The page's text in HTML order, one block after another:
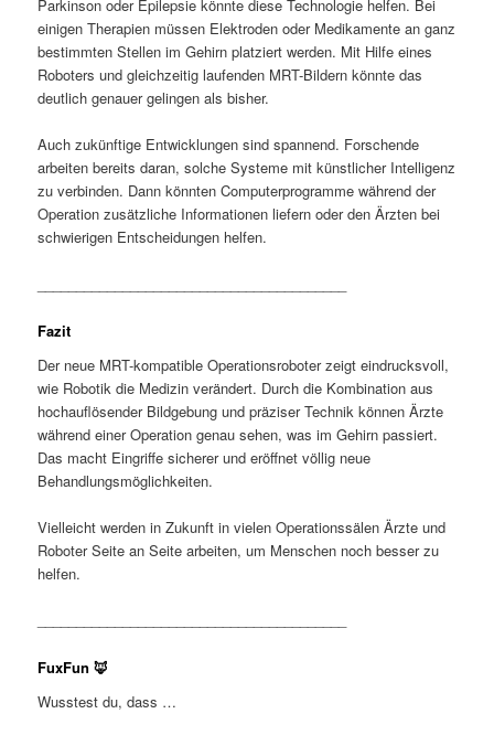
Parkinson oder Epilepsie könnte diese Technologie helfen. Bei
einigen Therapien müssen Elektroden oder Medikamente an ganz
bestimmten Stellen im Gehirn platziert werden. Mit Hilfe eines
Roboters und gleichzeitig laufenden MRT-Bildern könnte das
deutlich genauer gelingen als bisher.
Auch zukünftige Entwicklungen sind spannend. Forschende
arbeiten bereits daran, solche Systeme mit künstlicher Intelligenz
zu verbinden. Dann könnten Computerprogramme während der
Operation zusätzliche Informationen liefern oder den Ärzten bei
schwierigen Entscheidungen helfen.
Fazit
Der neue MRT-kompatible Operationsroboter zeigt eindrucksvoll,
wie Robotik die Medizin verändert. Durch die Kombination aus
hochauflösender Bildgebung und präziser Technik können Ärzte
während einer Operation genau sehen, was im Gehirn passiert.
Das macht Eingriffe sicherer und eröffnet völlig neue
Behandlungsmöglichkeiten.
Vielleicht werden in Zukunft in vielen Operationssälen Ärzte und
Roboter Seite an Seite arbeiten, um Menschen noch besser zu
helfen.
FuxFun 🦊
Wusstest du, dass …